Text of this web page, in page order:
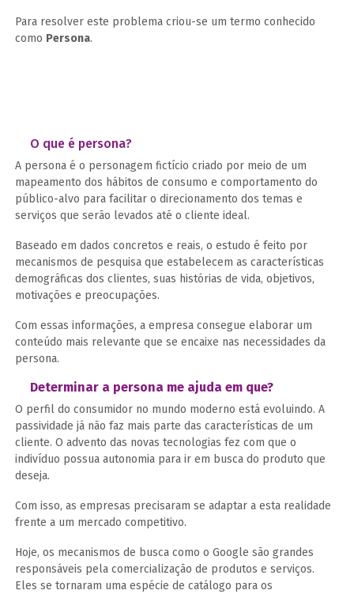
Para resolver este problema criou-se um termo conhecido
como Persona.
O que é persona?
A persona é o personagem fictício criado por meio de um
mapeamento dos hábitos de consumo e comportamento do
público-alvo para facilitar o direcionamento dos temas e
serviços que serão levados até o cliente ideal.
Baseado em dados concretos e reais, o estudo é feito por
mecanismos de pesquisa que estabelecem as características
demográficas dos clientes, suas histórias de vida, objetivos,
motivações e preocupações.
Com essas informações, a empresa consegue elaborar um
conteúdo mais relevante que se encaixe nas necessidades da
persona.
Determinar a persona me ajuda em que?
O perfil do consumidor no mundo moderno está evoluindo. A
passividade já não faz mais parte das características de um
cliente. O advento das novas tecnologias fez com que o
indivíduo possua autonomia para ir em busca do produto que
deseja.
Com isso, as empresas precisaram se adaptar a esta realidade
frente a um mercado competitivo.
Hoje, os mecanismos de busca como o Google são grandes
responsáveis pela comercialização de produtos e serviços.
Eles se tornaram uma espécie de catálogo para os